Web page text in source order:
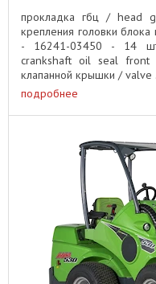
прокладка гбц / head
крепления головки
- 16241-03450 - 14 шт
crankshaft oil seal
клапанной крышки / valve
подробнее